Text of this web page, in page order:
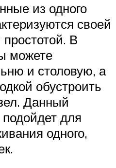
из одного
своей
В
можете
и столовую, а
обустроить
Данный
для
одного,